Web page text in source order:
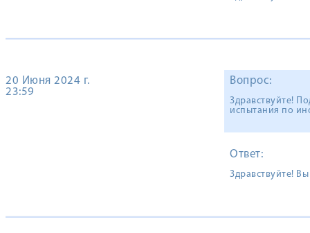
20 Июня 2024 г.
23:59
Вопрос:
Здравствуйте!
испытания по
Ответ:
Здравствуйте!